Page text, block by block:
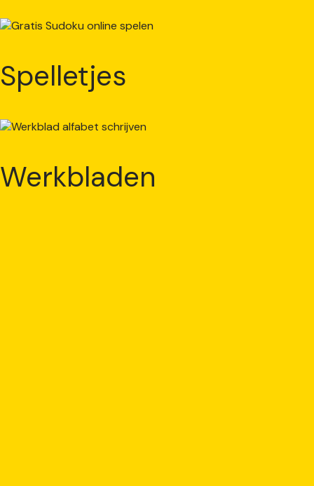
Spelletjes
Werkbladen